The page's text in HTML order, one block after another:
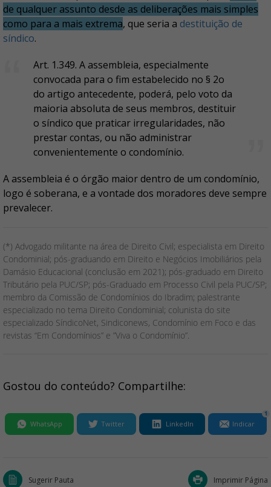
de qualquer assunto desde as deliberações mais simples
como para a mais extrema, que seria a destituição de
síndico.
Art. 1.349. A assembleia, especialmente
convocada para o fim estabelecido no § 2o
do artigo antecedente, poderá, pelo voto da
maioria absoluta de seus membros, destituir
o síndico que praticar irregularidades, não
prestar contas, ou não administrar
convenientemente o condomínio.
A assembleia é o órgão maior dentro de um condomínio,
logo é soberana, e a vontade dos moradores deve sempre
prevalecer.
(*) Advogado militante na área de Direito Civil; especialista em Direito
Condominial; pós-graduando em Direito e Negócios Imobiliários pela
Damásio Educacional (conclusão em 2021); pós-graduado em Direito
Tributário pela PUC/SP; pós-Graduado em Processo Civil pela PUC/SP;
membro da Comissão de Condomínios do Ibradim; palestrante
especializado no tema Direito Condominial; colunista do site
especializado SíndicoNet, Sindiconews, Condomínio em Foco e das
revistas “Em Condomínios” e ”Viva o Condomínio”.
Gostou do conteúdo? Compartilhe:
WhatsApp Twitter LinkedIn Indicar
1
Sugerir Pauta Imprimir Página